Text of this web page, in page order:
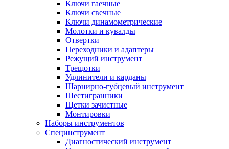
Ключи гаечные
Ключи свечные
Ключи динамометрические
Молотки и кувалды
Отвертки
Переходники и адаптеры
Режущий инструмент
Трещотки
Удлинители и карданы
Шарнирно-губцевый инструмент
Шестигранники
Щетки зачистные
Монтировки
Наборы инструментов
Специнструмент
Диагностический инструмент